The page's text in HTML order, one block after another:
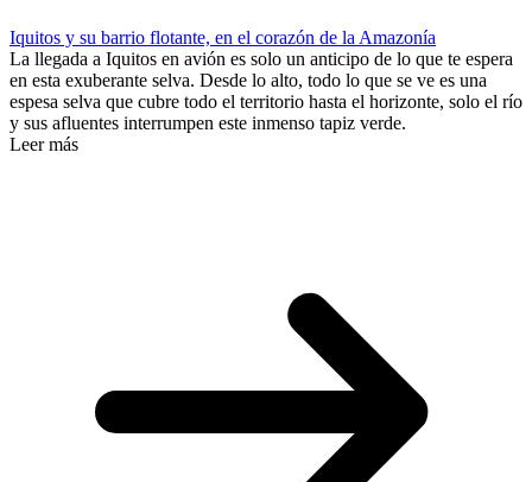
Iquitos y su barrio flotante, en el corazón de la Amazonía
La llegada a Iquitos en avión es solo un anticipo de lo que te espera
en esta exuberante selva. Desde lo alto, todo lo que se ve es una
espesa selva que cubre todo el territorio hasta el horizonte, solo el río
y sus afluentes interrumpen este inmenso tapiz verde.
Leer más